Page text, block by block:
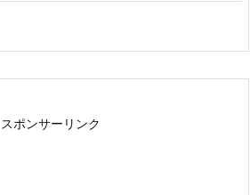
スポンサーリンク